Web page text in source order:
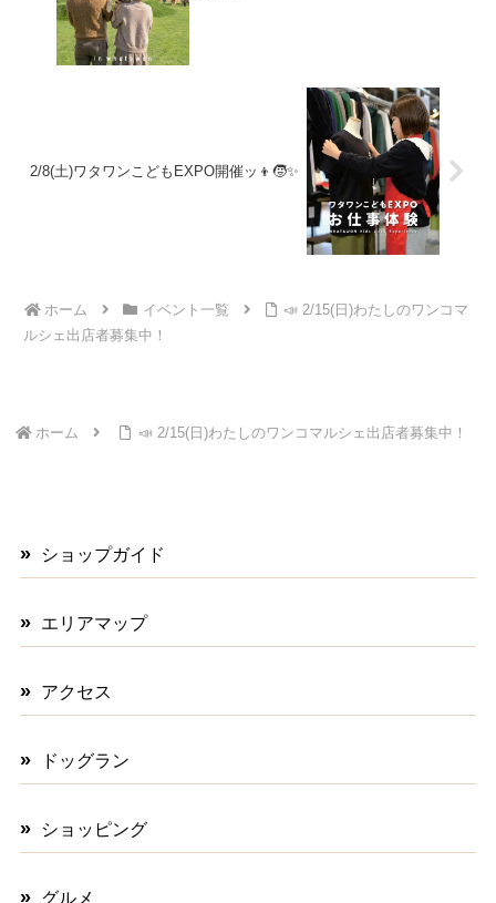
2/8(土)ワタワンこどもEXPO開催ッ👦🧒✨
ホーム イベント一覧
📣 2/15(日)わたしのワンコマ
ルシェ出店者募集中！
ホーム 📣 2/15(日)わたしのワンコマルシェ出店者募集中！
ショップガイド
エリアマップ
アクセス
ドッグラン
ショッピング
グルメ